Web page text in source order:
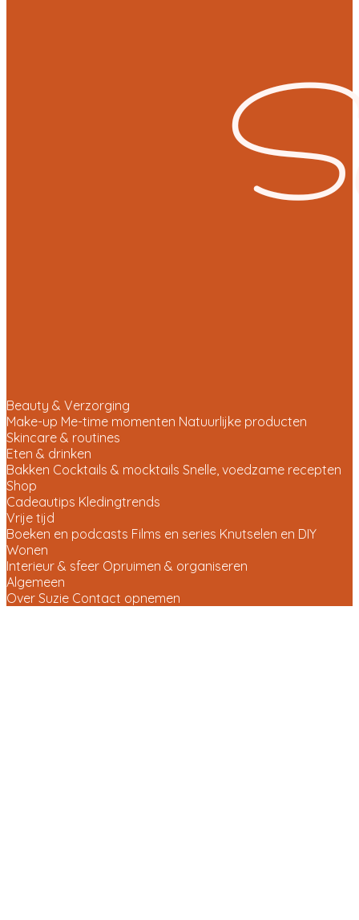
Beauty & Verzorging
Make-up Me-time momenten Natuurlijke producten
Skincare & routines
Eten & drinken
Bakken Cocktails & mocktails Snelle, voedzame recepten
Shop
Cadeautips Kledingtrends
Vrije tijd
Boeken en podcasts Films en series Knutselen en DIY
Wonen
Interieur & sfeer Opruimen & organiseren
Algemeen
Over Suzie Contact opnemen